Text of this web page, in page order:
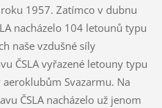
1957. Zatímco v dubnu
nacházelo 104 letounů typu
naše vzdušné síly
ČSLA vyřazené letouny typu
Svazarmu. Na
ČSLA nacházelo už jenom